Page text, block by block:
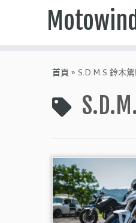
Motowind
首頁 » S.D.M.S 鈴木